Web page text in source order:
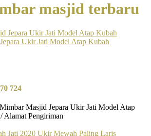
masjid terbaru
Ukir Jati Model Atap Kubah
724
Masjid Jepara Ukir Jati Model Atap
Alamat Pengiriman